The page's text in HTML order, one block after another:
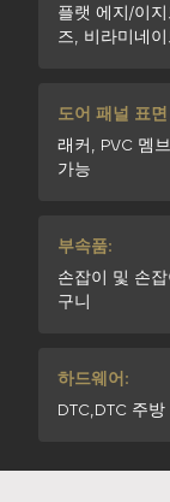
플랫 에지/이
즈, 비라미네
도어 패널 표
래커, PVC 멤
가능
부속품:
손잡이 및 손
구니
하드웨어:
DTC,DTC 주